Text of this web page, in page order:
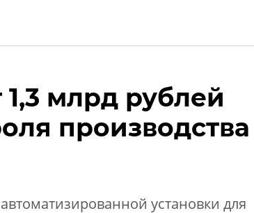
1,3 млрд рублей
производства
установки для